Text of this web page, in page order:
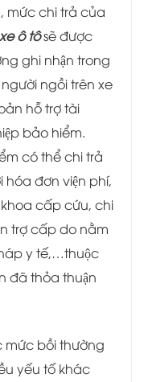
mức chi trả của
ô tôsẽ được
ghi nhận trong
ngồi trên xe
hỗ trợ tài
bảo hiểm.
có thể chi trả
đơn viện phí,
cấp cứu, chi
trợ cấp do nằm
y tế,…thuộc
đã thỏa thuận
mức bồi thường
yếu tố khác